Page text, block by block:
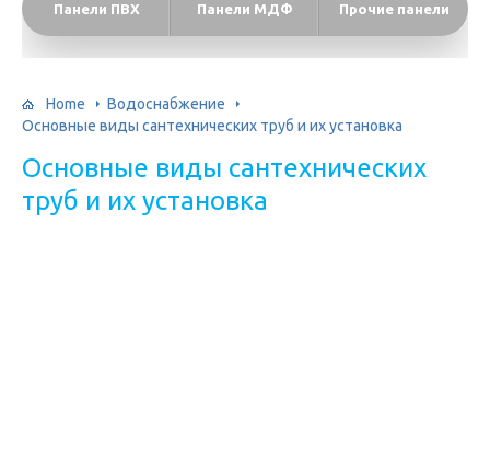
Панели ПВХ Панели МДФ Прочие панели
Home
Водоснабжение
Основные виды сантехнических труб и их установка
Основные виды сантехнических
труб и их установка